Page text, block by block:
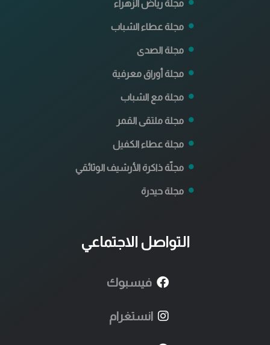
مجلة رياض الزهراء
مجلة عطاء الشباب
مجلة الصدى
مجلة أوراق معرفية
مجلة مع الشباب
مجلة ملتقى القمر
مجلة عطاء الكفيل
مجلّة ذاكرة الأرشيف الوثائقي
مجلة حيدرة
التواصل الاجتماعي
فيسبوك
انستغرام